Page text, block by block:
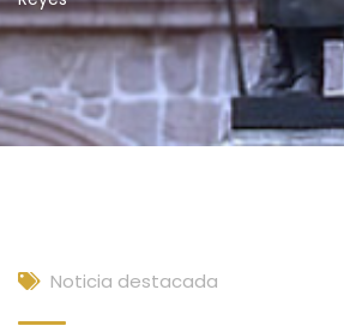
Noticia destacada